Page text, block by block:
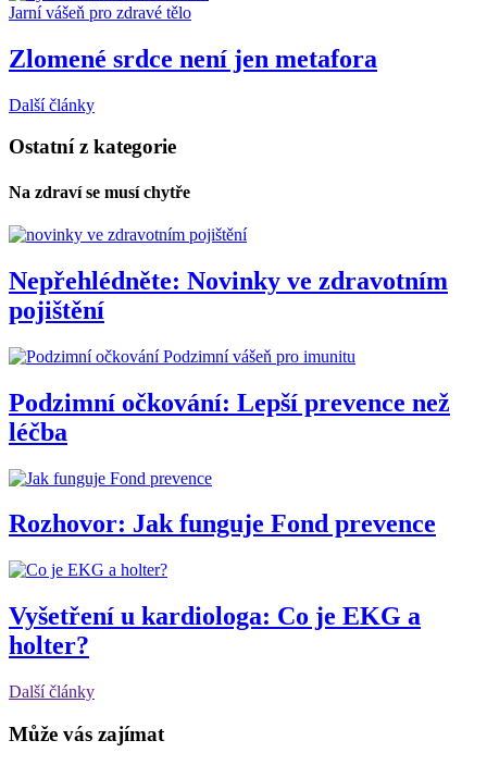
Jarní vášeň pro zdravé tělo
Zlomené srdce není jen metafora
Další články
Ostatní z kategorie
Na zdraví se musí chytře
Nepřehlédněte: Novinky ve zdravotním
pojištění
Podzimní vášeň pro imunitu
Podzimní očkování: Lepší prevence než
léčba
Rozhovor: Jak funguje Fond prevence
Vyšetření u kardiologa: Co je EKG a
holter?
Další články
Může vás zajímat